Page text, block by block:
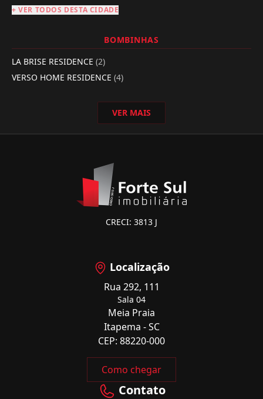
+ VER TODOS DESTA CIDADE
BOMBINHAS
LA BRISE RESIDENCE (2)
VERSO HOME RESIDENCE (4)
VER MAIS
CRECI: 3813 J
Localização
Rua 292, 111
Sala 04
Meia Praia
Itapema - SC
CEP: 88220-000
Como chegar
Contato